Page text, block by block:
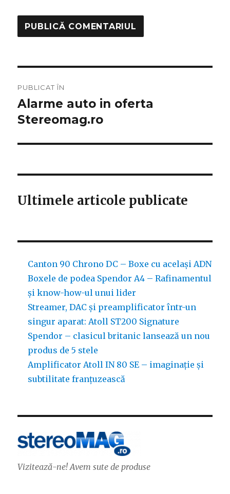
în
articole
PUBLICAT ÎN
Alarme auto in oferta
Stereomag.ro
Ultimele articole publicate
Canton 90 Chrono DC – Boxe cu același ADN
Boxele de podea Spendor A4 – Rafinamentul
și know-how-ul unui lider
Streamer, DAC și preamplificator într-un
singur aparat: Atoll ST200 Signature
Spendor – clasicul britanic lansează un nou
produs de 5 stele
Amplificator Atoll IN 80 SE – imaginație și
subtilitate franțuzească
Vizitează-ne! Avem sute de produse